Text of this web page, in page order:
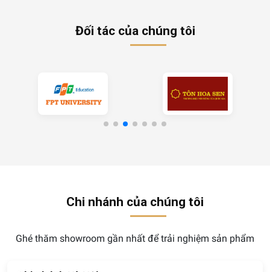
Đối tác của chúng tôi
Chi nhánh của chúng tôi
Ghé thăm showroom gần nhất để trải nghiệm sản phẩm